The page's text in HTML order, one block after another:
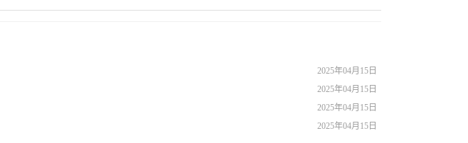
2025年04月15日
2025年04月15日
2025年04月15日
2025年04月15日